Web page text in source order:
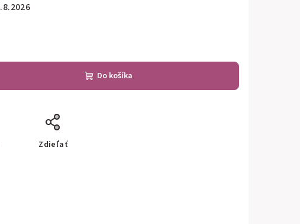
Do košíka
Zdieľať